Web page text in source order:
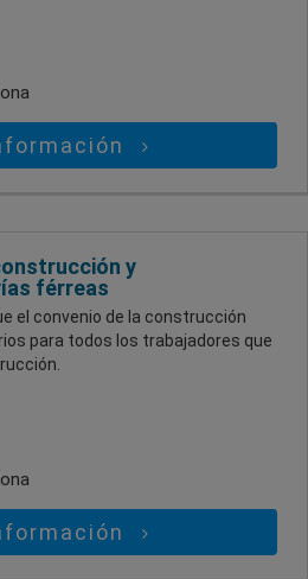
y
férreas
el convenio de la construcción
para todos los trabajadores que